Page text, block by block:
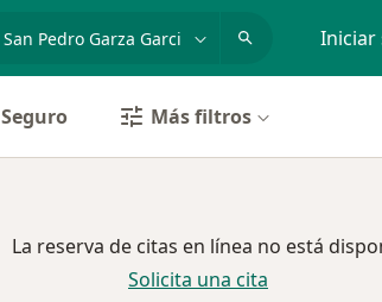
Iniciar
Seguro Más filtros
La reserva de citas en línea no está
Solicita una cita